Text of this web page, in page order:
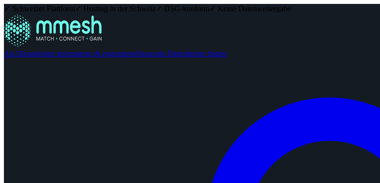
✓ Schweizer Plattform ✓ Hosting in der Schweiz ✓ DSG-konform ✓ Keine Datenweitergabe
Als Dienstleister informieren & registrierenPassende Dienstleister finden